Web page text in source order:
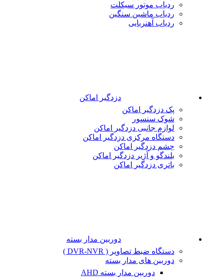
ردیاب موتور سیکلت
ردیاب ماشین سنگین
ردیاب آهنربایی
دزدگیر اماکن
پک دزدگیر اماکن
شوک سنسور
لوازم جانبی دزدگیر اماکن
دستگاه مرکزی دزدگیر اماکن
چشم دزدگیر اماکن
بلندگو و آژیر دزدگیر اماکن
باتری دزدگیر اماکن
دوربین مدار بسته
دستگاه ضبط تصاویر ( DVR-NVR )
دوربین های مدار بسته
دوربین مدار بسته AHD